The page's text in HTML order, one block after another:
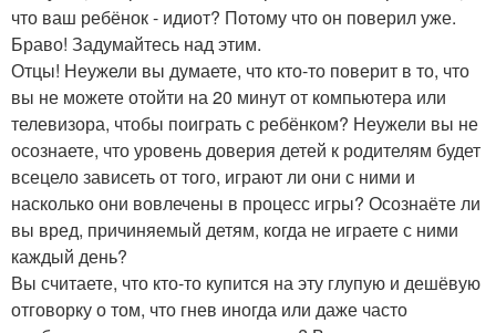
что ваш ребёнок - идиот? Потому что он поверил уже.
Браво! Задумайтесь над этим.
Отцы! Неужели вы думаете, что кто-то поверит в то, что
вы не можете отойти на 20 минут от компьютера или
телевизора, чтобы поиграть с ребёнком? Неужели вы не
осознаете, что уровень доверия детей к родителям будет
всецело зависеть от того, играют ли они с ними и
насколько они вовлечены в процесс игры? Осознаёте ли
вы вред, причиняемый детям, когда не играете с ними
каждый день?
Вы считаете, что кто-то купится на эту глупую и дешёвую
отговорку о том, что гнев иногда или даже часто